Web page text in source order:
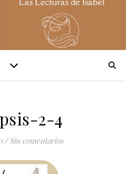
2-4
/ Sin comentarios